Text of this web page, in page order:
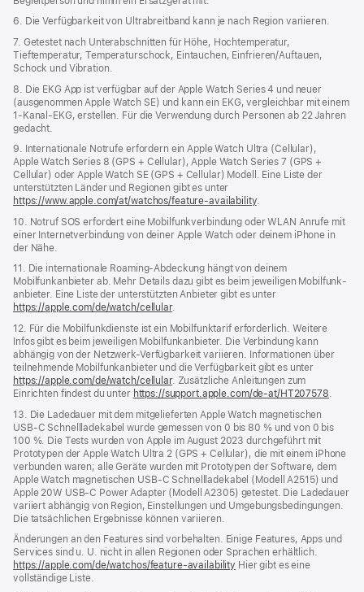
6. Die Verfügbarkeit von Ultrabreitband kann je nach Region variieren.
7. Getestet nach Unterabschnitten für Höhe, Hochtemperatur,
Tieftemperatur, Temperatur­schock, Eintauchen, Einfrieren/Auftauen,
Schock und Vibration.
8. Die EKG App ist verfügbar auf der Apple Watch Series 4 und neuer
(ausgenommen Apple Watch SE) und kann ein EKG, vergleichbar mit einem
1‑Kanal‑EKG, erstellen. Für die Verwendung durch Personen ab 22 Jahren
gedacht.
9. Internationale Notrufe erfordern ein Apple Watch Ultra (Cellular),
Apple Watch Series 8 (GPS + Cellular), Apple Watch Series 7 (GPS +
Cellular) oder Apple Watch SE (GPS + Cellular) Modell. Eine Liste der
unterstützten Länder und Regionen gibt es unter
https://www.apple.com/at/watchos/feature-availability.
10. Notruf SOS erfordert eine Mobilfunkverbindung oder WLAN Anrufe mit
einer Internetverbindung von deiner Apple Watch oder deinem iPhone in
der Nähe.
11. Die internationale Roaming-Abdeckung hängt von deinem
Mobilfunkanbieter ab. Mehr Details dazu gibt es beim jeweiligen Mobilfunk­­
anbieter. Eine Liste der unterstützten Anbieter gibt es unter
https://apple.com/de/watch/cellular.
12. Für die Mobilfunkdienste ist ein Mobilfunktarif erforderlich. Weitere
Infos gibt es beim jeweiligen Mobilfunkanbieter. Die Verbindung kann
abhängig von der Netzwerk-Verfügbarkeit variieren. Informationen über
teilnehmende Mobilfunkanbieter und die Verfügbarkeit gibt es unter
https://apple.com/de/watch/cellular. Zusätzliche Anleitungen zum
Einrichten findest du unter https://support.apple.com/de-at/HT207578.
13. Die Ladedauer mit dem mitgelieferten Apple Watch magnetischen
USB‑C Schnellladekabel wurde gemessen von 0 bis 80 % und von 0 bis
100 %. Die Tests wurden von Apple im August 2023 durchgeführt mit
Prototypen der Apple Watch Ultra 2 (GPS + Cellular), die mit einem iPhone
verbunden waren; alle Geräte wurden mit Prototypen der Software, dem
Apple Watch magnetischen USB‑C Schnellladekabel (Modell A2515) und
Apple 20W USB‑C Power Adapter (Modell A2305) getestet. Die Ladedauer
variiert abhängig von Region, Einstellungen und Umgebungsbedingungen.
Die tatsächlichen Ergebnisse können variieren.
Änderungen an den Features sind vorbehalten. Einige Features, Apps und
Services sind u. U. nicht in allen Regionen oder Sprachen erhältlich.
https://apple.com/de/watchos/feature-availability Hier gibt es eine
vollständige Liste.